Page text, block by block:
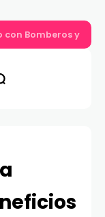
Bomberos y